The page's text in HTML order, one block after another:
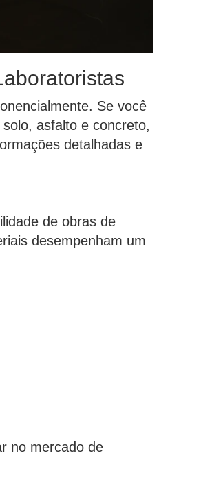
Se você
asfalto e concreto,
detalhadas e
de obras de
desempenham um
no mercado de